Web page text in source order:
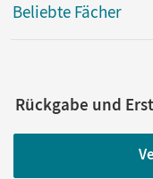
Beliebte Fächer
Rückgabe und